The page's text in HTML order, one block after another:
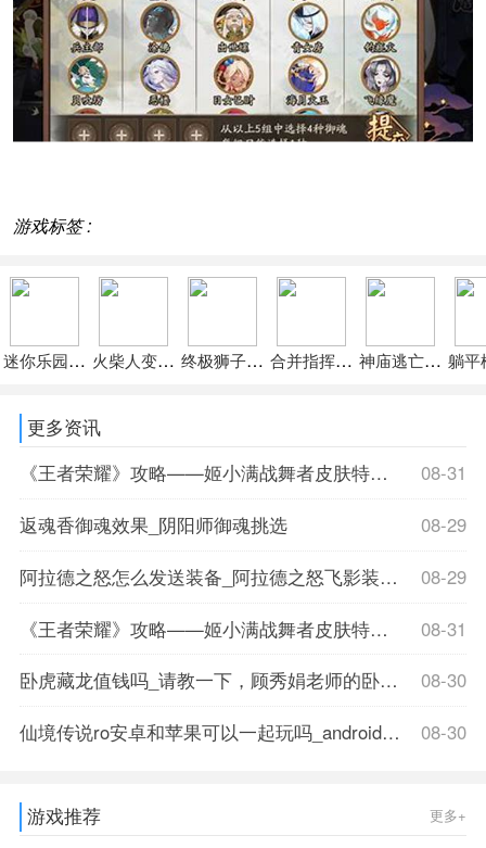
游戏标签 :
迷你乐园小医院火柴人变身冒险终极狮子模拟器2合并指挥官军队冲突神庙逃亡：勇敢
躺平
更多资讯
08-31
《王者荣耀》攻略——姬小满战舞者皮肤特效展示
08-29
返魂香御魂效果_阴阳师御魂挑选
08-29
阿拉德之怒怎么发送装备_阿拉德之怒飞影装备怎么搭配
08-31
《王者荣耀》攻略——姬小满战舞者皮肤特效展示
08-30
卧虎藏龙值钱吗_请教一下，顾秀娟老师的卧虎藏龙紫砂壶现在
08-30
仙境传说ro安卓和苹果可以一起玩吗_android和ios互通的单机游戏
游戏推荐 更多+